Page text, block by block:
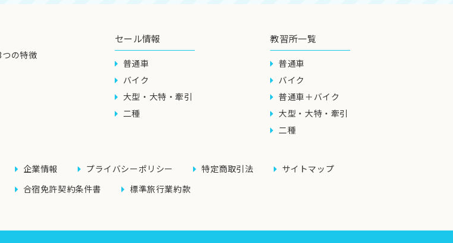
の特徴
セール情報
普通車
バイク
大型・大特・牽引
二種
教習所一覧
普通車
バイク
普通車＋バイク
大型・大特・牽引
二種
企業情報 プライバシーポリシー 特定商取引法
サイトマップ
合宿免許契約条件書
標準旅行業約款